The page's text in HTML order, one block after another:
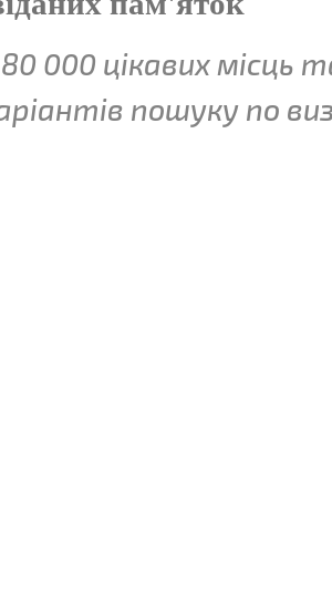
000 цікавих місць
пошуку по